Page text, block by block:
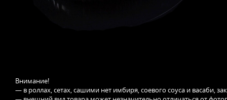
Внимание!
— в роллах, сетах, сашими нет имбиря, соевого соуса и васаби,